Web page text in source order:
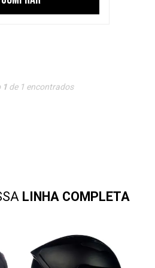
1de 1 encontrados
LINHA COMPLETA